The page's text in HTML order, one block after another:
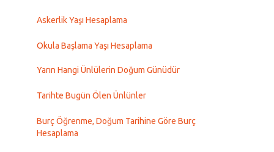
Askerlik Yaşı Hesaplama
Okula Başlama Yaşı Hesaplama
Yarın Hangi Ünlülerin Doğum Günüdür
Tarihte Bugün Ölen Ünlünler
Burç Öğrenme, Doğum Tarihine Göre Burç
Hesaplama